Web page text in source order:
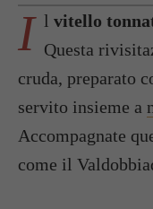
I l vitello
Questa
cruda, preparato
servito insieme a
Accompagnate
come il